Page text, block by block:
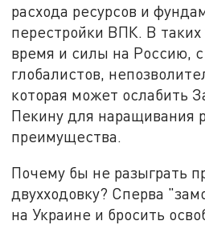
расхода ресурсов и
перестройки ВПК. В таких
время и силы на Россию,
глобалистов,
которая может ослабить
Пекину для наращивания
преимущества.
Почему бы не разыграть
двухходовку? Сперва
на Украине и бросить